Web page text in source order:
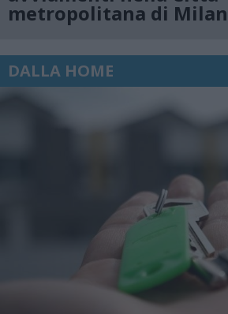
metropolitana di
DALLA HOME